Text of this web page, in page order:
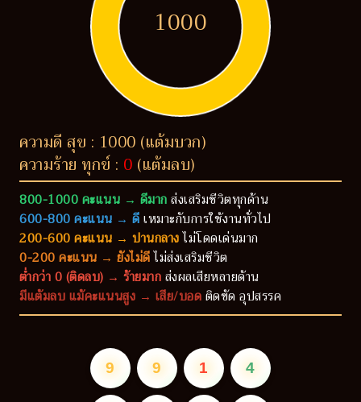
1000
ความดี สุข : 1000 (แต้มบวก)
ความร้าย ทุกข์ : 0 (แต้มลบ)
800-1000 คะแนน → ดีมากส่งเสริมชีวิตทุกด้าน
600-800 คะแนน → ดีเหมาะกับการใช้งานทั่วไป
200-600 คะแนน → ปานกลางไม่โดดเด่นมาก
0-200 คะแนน → ยังไม่ดีไม่ส่งเสริมชีวิต
ต่ำกว่า 0 (ติดลบ) → ร้ายมากส่งผลเสียหลายด้าน
มีแต้มลบ แม้คะแนนสูง → เสีย/บอดติดขัด อุปสรรค
9 9 1 4